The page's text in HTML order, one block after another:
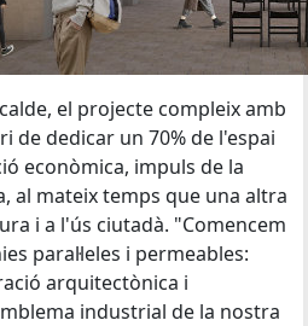
el projecte compleix amb
de dedicar un 70% de l'espai
econòmica, impuls de la
al mateix temps que una altra
i a l'ús ciutadà. "Comencem
paral·leles i permeables:
arquitectònica i
industrial de la nostra